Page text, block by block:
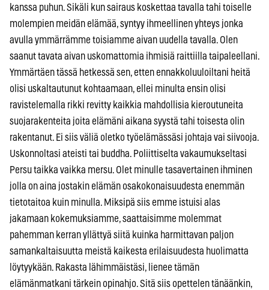
kanssa puhun. Sikäli kun sairaus koskettaa tavalla tahi toiselle
molempien meidän elämää, syntyy ihmeellinen yhteys jonka
avulla ymmärrämme toisiamme aivan uudella tavalla. Olen
saanut tavata aivan uskomattomia ihmisiä raittiilla taipaleellani.
Ymmärtäen tässä hetkessä sen, etten ennakkoluuloiltani heitä
olisi uskaltautunut kohtaamaan, ellei minulta ensin olisi
ravistelemalla rikki revitty kaikkia mahdollisia kieroutuneita
suojarakenteita joita elämäni aikana syystä tahi toisesta olin
rakentanut. Ei siis väliä oletko työelämässäsi johtaja vai siivooja.
Uskonnoltasi ateisti tai buddha. Poliittiselta vakaumukseltasi
Persu taikka vaikka mersu. Olet minulle tasavertainen ihminen
jolla on aina jostakin elämän osakokonaisuudesta enemmän
tietotaitoa kuin minulla. Miksipä siis emme istuisi alas
jakamaan kokemuksiamme, saattaisimme molemmat
pahemman kerran yllättyä siitä kuinka harmittavan paljon
samankaltaisuutta meistä kaikesta erilaisuudesta huolimatta
löytyykään. Rakasta lähimmäistäsi, lienee tämän
elämänmatkani tärkein opinahjo. Sitä siis opettelen tänäänkin,